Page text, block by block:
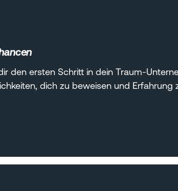
den ersten Schritt in dein Traum-
dich zu beweisen und Erfahrung